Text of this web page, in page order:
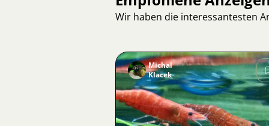
Wir haben die interessantesten
Bild
Michal
Klacek